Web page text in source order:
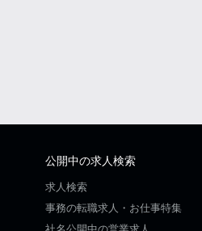
公開中の求人検索
求人検索
事務の転職求人・お仕事特集